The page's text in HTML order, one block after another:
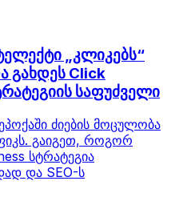
„კლიკებს“
გახდეს Click
საფუძველი
ძიების მოცულობა
გაიგეთ, როგორ
სტრატეგია
და SEO-ს